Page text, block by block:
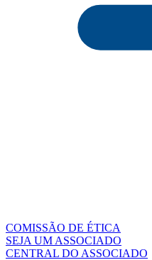
COMISSÃO DE ÉTICA
SEJA UM ASSOCIADO
CENTRAL DO ASSOCIADO